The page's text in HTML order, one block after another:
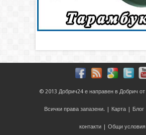
© 2013 Добрич24 е направен в Добрич от
Всички права запазени. | Карта | Блог
контакти | Общи условия